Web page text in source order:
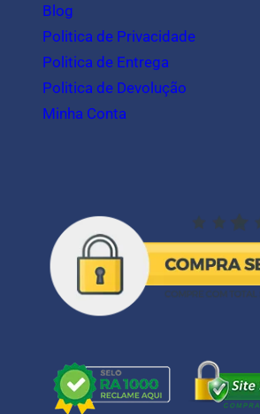
Blog
Politica de Privacidade
Politica de Entrega
Politica de Devolução
Minha Conta